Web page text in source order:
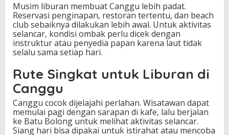
Musim liburan membuat Canggu lebih padat.
Reservasi penginapan, restoran tertentu, dan beach
club sebaiknya dilakukan lebih awal. Untuk aktivitas
selancar, kondisi ombak perlu dicek dengan
instruktur atau penyedia papan karena laut tidak
selalu sama setiap hari.
Rute Singkat untuk Liburan di
Canggu
Canggu cocok dijelajahi perlahan. Wisatawan dapat
memulai pagi dengan sarapan di kafe, lalu berjalan
ke Batu Bolong untuk melihat aktivitas selancar.
Siang hari bisa dipakai untuk istirahat atau mencoba